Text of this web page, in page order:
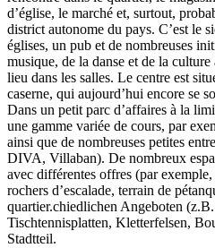
d’église, le marché et, surtout,
district autonome du pays. C’est le
églises, un pub et de nombreuses
musique, de la danse et de la
lieu dans les salles. Le centre est
caserne, qui aujourd’hui encore se
Dans un petit parc d’affaires à la
une gamme variée de cours, par
ainsi que de nombreuses petites
DIVA, Villaban). De nombreux
avec différentes offres (par
rochers d’escalade, terrain de
quartier.chiedlichen Angeboten
Tischtennisplatten, Kletterfelsen,
Stadtteil.